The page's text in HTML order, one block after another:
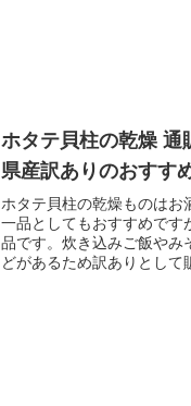
ホタテ貝柱の乾燥 通
県産訳ありのおすす
ホタテ貝柱の乾燥ものは
一品としてもおすすめです
品です。炊き込みご飯やみ
どがあるため訳ありとして